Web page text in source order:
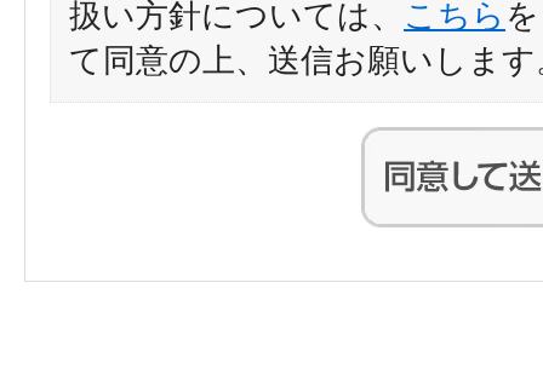
扱い方針については、 こちら
て同意の上、送信お願いします